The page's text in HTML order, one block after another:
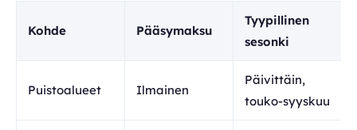
Kohde Pääsymaksu
Tyypillinen
sesonki
Puistoalueet Ilmainen
Päivittäin,
touko-syyskuu